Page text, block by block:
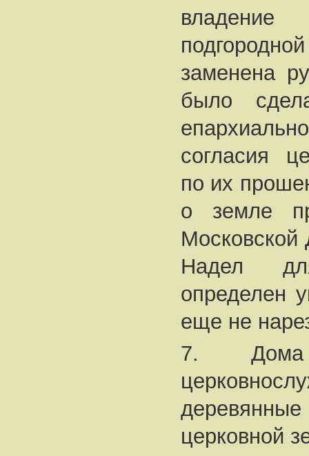
заменена
было
согласия
по их
о земле
Московской
Надел
определен
еще не
7.
церковной